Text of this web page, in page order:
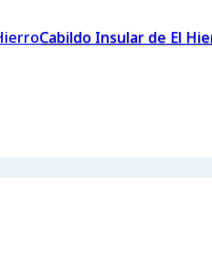
Cabildo Insular de El